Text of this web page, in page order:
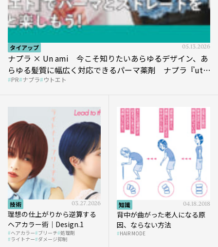
タイアップ 05.13.2026
ナプラ × Un ami 今こそ知りたいあらゆるデザイン、あ
らゆる髪質に幅広く対応できるパーマ薬剤 ナプラ『ut-
et』
PR ナプラ ウトエト
技術 03.27.2026
理想の仕上がりから逆算する
ヘアカラー術｜Design.1
ヘアカラー ブリーチ 処理剤
ライトナー ダメージ抑制
知識 04.18.2018
背中が曲がった老人になる原
因、ならない方法
HAIR MODE